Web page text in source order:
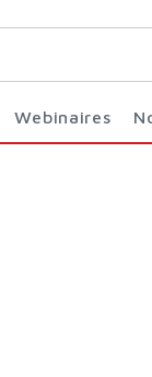
Webinaires